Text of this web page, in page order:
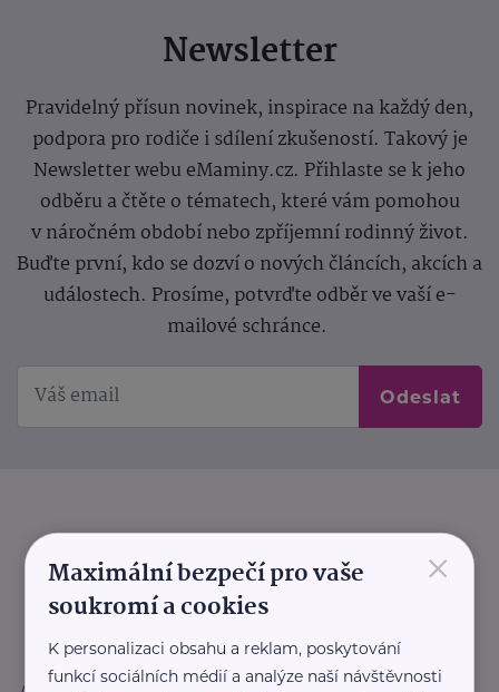
Newsletter
Pravidelný přísun novinek, inspirace na každý den,
podpora pro rodiče i sdílení zkušeností. Takový je
Newsletter webu eMaminy.cz. Přihlaste se k jeho
odběru a čtěte o tématech, které vám pomohou
v náročném období nebo zpříjemní rodinný život.
Buďte první, kdo se dozví o nových článcích, akcích a
událostech. Prosíme, potvrďte odběr ve vaší e-
mailové schránce.
Odeslat
×
Maximální bezpečí pro vaše
soukromí a cookies
K personalizaci obsahu a reklam, poskytování
funkcí sociálních médií a analýze naší návštěvnosti